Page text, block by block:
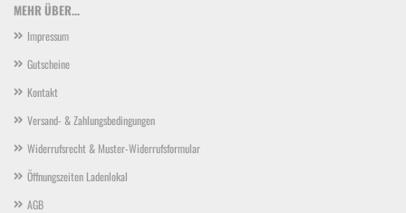
MEHR ÜBER...
Impressum
Gutscheine
Kontakt
Versand- & Zahlungsbedingungen
Widerrufsrecht & Muster-Widerrufsformular
Öffnungszeiten Ladenlokal
AGB